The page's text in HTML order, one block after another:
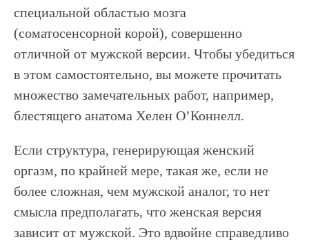
специальной областью мозга
(соматосенсорной корой), совершенно
отличной от мужской версии. Чтобы убедиться
в этом самостоятельно, вы можете прочитать
множество замечательных работ, например,
блестящего анатома Хелен О’Коннелл.
Если структура, генерирующая женский
оргазм, по крайней мере, такая же, если не
более сложная, чем мужской аналог, то нет
смысла предполагать, что женская версия
зависит от мужской. Это вдвойне справедливо